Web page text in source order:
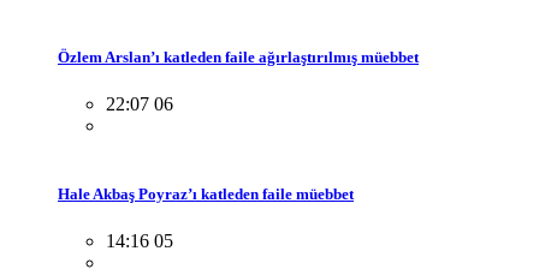
Özlem Arslan’ı katleden faile ağırlaştırılmış müebbet
22:07 06
Hale Akbaş Poyraz’ı katleden faile müebbet
14:16 05